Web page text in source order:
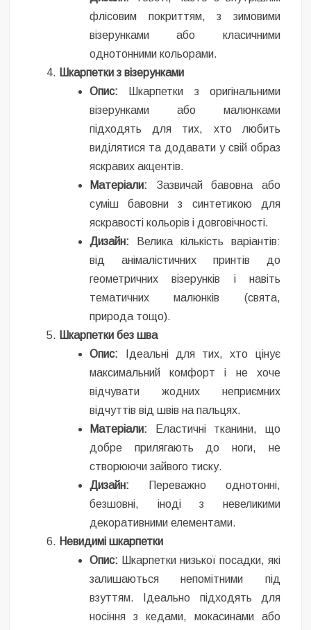
флісовим покриттям, з зимовими
візерунками або класичними
однотонними кольорами.
Шкарпетки з візерунками
Опис: Шкарпетки з оригінальними
візерунками або малюнками
підходять для тих, хто любить
виділятися та додавати у свій образ
яскравих акцентів.
Матеріали: Зазвичай бавовна або
суміш бавовни з синтетикою для
яскравості кольорів і довговічності.
Дизайн: Велика кількість варіантів:
від анімалістичних принтів до
геометричних візерунків і навіть
тематичних малюнків (свята,
природа тощо).
Шкарпетки без шва
Опис: Ідеальні для тих, хто цінує
максимальний комфорт і не хоче
відчувати жодних неприємних
відчуттів від швів на пальцях.
Матеріали: Еластичні тканини, що
добре прилягають до ноги, не
створюючи зайвого тиску.
Дизайн: Переважно однотонні,
безшовні, іноді з невеликими
декоративними елементами.
Невидимі шкарпетки
Опис: Шкарпетки низької посадки, які
залишаються непомітними під
взуттям. Ідеально підходять для
носіння з кедами, мокасинами або